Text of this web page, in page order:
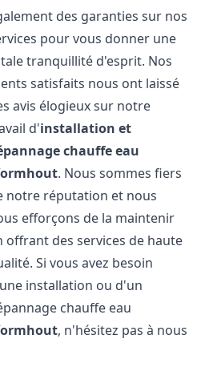
des garanties sur nos
pour vous donner une
tranquillité d'esprit. Nos
satisfaits nous ont laissé
avis élogieux sur notre
d'installation et
chauffe eau
. Nous sommes fiers
notre réputation et nous
efforçons de la maintenir
offrant des services de haute
Si vous avez besoin
installation ou d'un
chauffe eau
, n'hésitez pas à nous